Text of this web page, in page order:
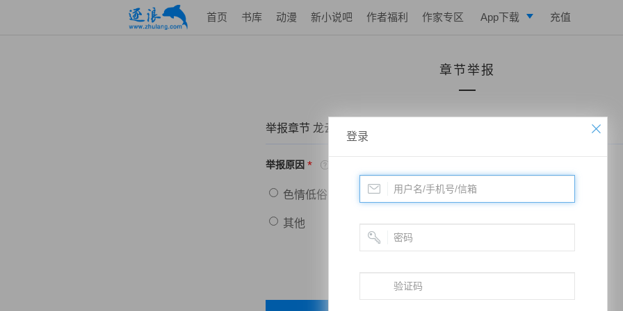
首页 书库 动漫 新小说吧 作者福利 作家专区 App下载
写作助手
充值
章节举报
举报章节 龙云武帝——第三百一十八章 仇问剑
举报原因 *
色情低俗 政治敏感 暴力低俗
其他
登录